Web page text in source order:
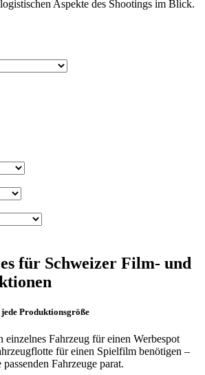
Aspekte des Shootings im Blick.
für Schweizer Film- und
Produktionsgröße
einzelnes Fahrzeug für einen Werbespot
für einen Spielfilm benötigen –
Fahrzeuge parat.